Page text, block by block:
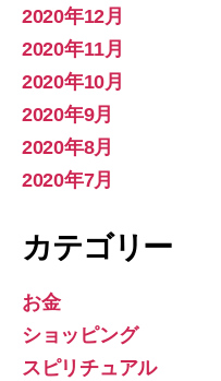
2020年12月
2020年11月
2020年10月
2020年9月
2020年8月
2020年7月
カテゴリー
お金
ショッピング
スピリチュアル